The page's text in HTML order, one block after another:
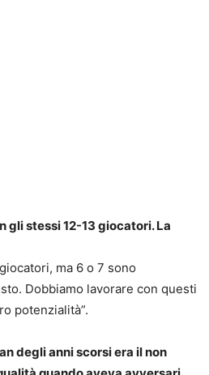
gli stessi 12-13 giocatori. La
ma 6 o 7 sono
Dobbiamo lavorare con questi
potenzialità”.
degli anni scorsi era il non